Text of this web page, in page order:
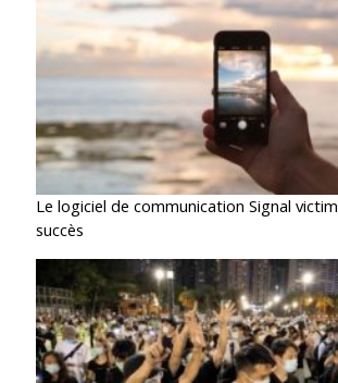
Le logiciel de communication Signal
succès